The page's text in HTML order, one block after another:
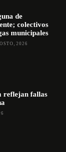
de
colectivos
municipales
2026
reflejan fallas